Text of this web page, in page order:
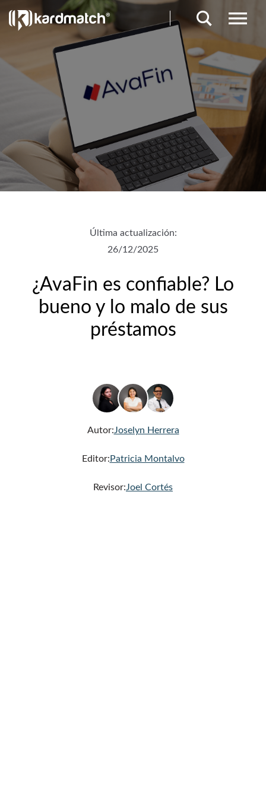
Última actualización:
26/12/2025
¿AvaFin es confiable? Lo
bueno y lo malo de sus
préstamos
Autor:Joselyn Herrera
Editor: Patricia Montalvo
Revisor:Joel Cortés